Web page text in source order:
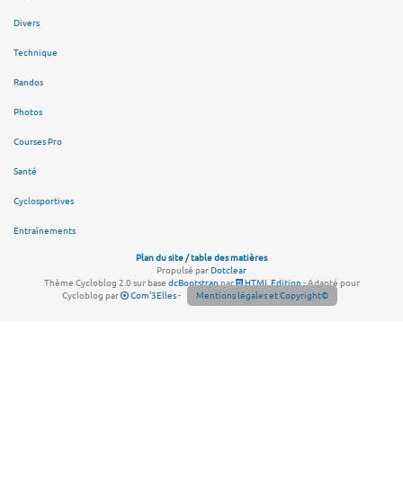
Divers
Technique
Randos
Photos
Courses Pro
Santé
Cyclosportives
Entraînements
Plan du site / table des matières
Propulsé parDotclear
Thème Cycloblog 2.0 sur base dcBootstrappar HTML Edition- Adapté pour
Cycloblog par
Com'3Elles- Mentions légales et Copyright©